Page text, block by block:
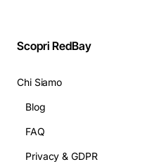
Scopri RedBay
Chi Siamo
Blog
FAQ
Privacy & GDPR